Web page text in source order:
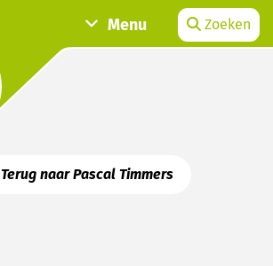
Menu Zoeken
Terug naar Pascal Timmers